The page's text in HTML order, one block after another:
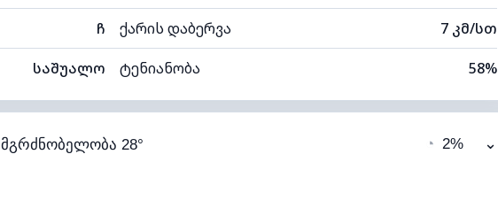
ჩ ქარის დაბერვა 7 კმ/სთ
საშუალო ტენიანობა 58%
58% (კომფორტული) ღრუბლიანობა 81%
16°C ხილვადობა 10 კმ
მგრძნობელობა 28° ◔ 2% ⌄